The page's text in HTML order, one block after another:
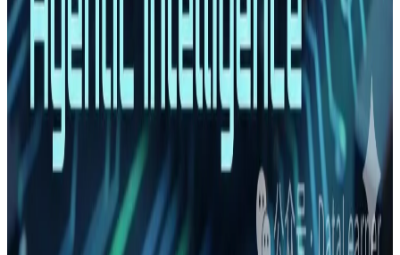
OpenAI发布2周后有哪些GPTs受欢迎？访问量如何？
斯坦福（Stanford）最新公开了全球第一个Transformers
相关的课程！
什么是推理大模型？DeepSeek R1推理大模型与
DeepSeek V3模型的区别是什么？什么时候该使用推理
大模型？
Cursor 疯狂实验：用 GPT-5.2 花了一个星期在 Cursor 中
开发了一个300万行代码的浏览器以及Claude Opus与
GPT-5.2、GPT-5.2-Codex模型在Vibe Coding方面有什么
差异
Keras中predict()方法和predict_classes()方法的区别